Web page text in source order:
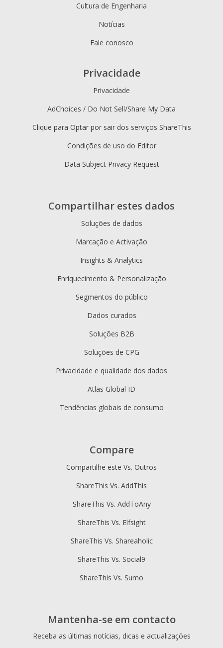
Compartilhar estes dados
Soluções de dados
Marcação e Activação
Insights & Analytics
Enriquecimento & Personalização
Segmentos do público
Dados curados
Soluções B2B
Soluções de CPG
Privacidade e qualidade dos dados
Atlas Global ID
Tendências globais de consumo
Cultura de Engenharia
Notícias
Fale conosco
Privacidade
Privacidade
AdChoices / Do Not Sell/Share My Data
Clique para Optar por sair dos serviços ShareThis
Condições de uso do Editor
Data Subject Privacy Request
Compare
Compartilhe este Vs. Outros
ShareThis Vs. AddThis
ShareThis Vs. AddToAny
ShareThis Vs. Elfsight
ShareThis Vs. Shareaholic
ShareThis Vs. Social9
ShareThis Vs. Sumo
Mantenha-se em contacto
Receba as últimas notícias, dicas e actualizações